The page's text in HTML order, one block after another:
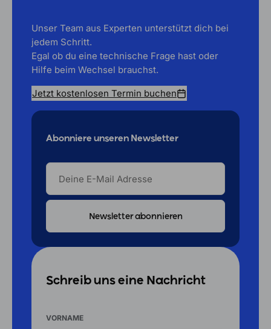
Unser Team aus Experten unterstützt dich bei
jedem Schritt.
Egal ob du eine technische Frage hast oder
Hilfe beim Wechsel brauchst.
Jetzt kostenlosen Termin buchen
Abonniere unseren Newsletter
DEINE
MAIL
ADRESSE
Schreib uns eine Nachricht
VORNAME